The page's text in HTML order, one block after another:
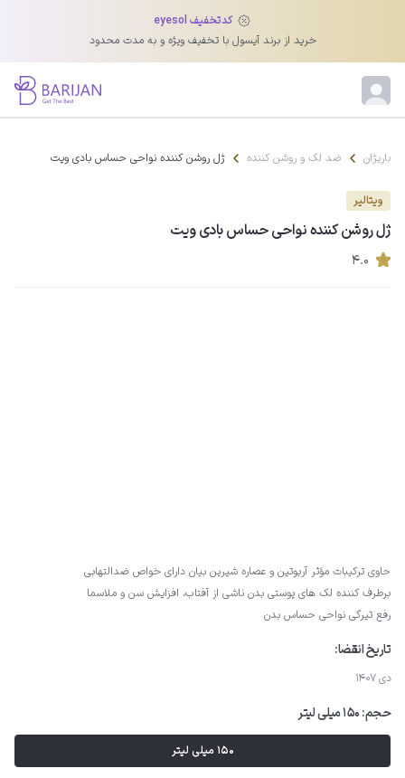
کدتخفیف eyesol
خرید از برند آیسول با تخفیف ویژه و به مدت محدود
باریژان ضد لک و روشن کننده ژل روشن کننده نواحی حساس بادی ویت
ویتالیر
ژل روشن کننده نواحی حساس بادی ویت
۴.۰
حاوی ترکیبات مؤثر آربوتین و عصاره شیرین بیان دارای خواص ضدالتهابی
برطرف کننده لک های پوستی بدن ناشی از آفتاب، افزایش سن و ملاسما
رفع تیرگی نواحی حساس بدن
تاریخ انقضا:
دی 1407
حجم:150 میلی لیتر
150 میلی لیتر